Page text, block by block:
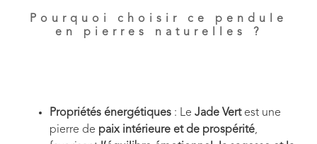
Pourquoi choisir ce pendule
en pierres naturelles ?
Propriétés énergétiques : Le Jade Vertest une
pierre de paix intérieure et de prospérité,